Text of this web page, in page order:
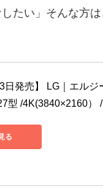
たい」そんな方
日発売】 LG｜エル
型 /4K(3840×2160）
る